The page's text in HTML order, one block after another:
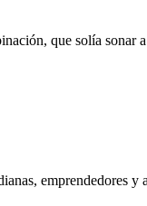
que solía sonar
emprendedores y